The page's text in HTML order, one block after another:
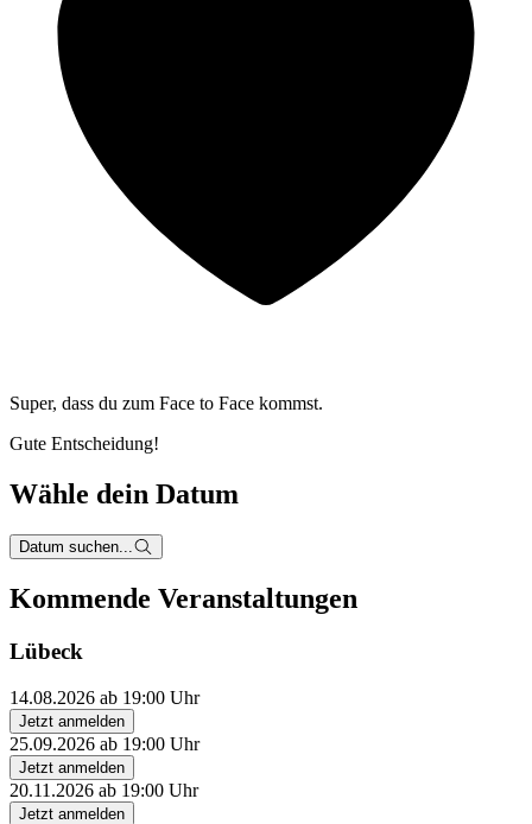
Super, dass du zum Face to Face kommst.
Gute Entscheidung!
Wähle dein Datum
Datum suchen...
Kommende Veranstaltungen
Lübeck
14.08.2026 ab 19:00 Uhr
Jetzt anmelden
25.09.2026 ab 19:00 Uhr
Jetzt anmelden
20.11.2026 ab 19:00 Uhr
Jetzt anmelden